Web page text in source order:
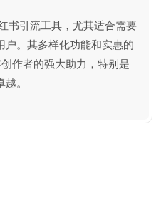
书引流工具，尤其适合需要
户。其多样化功能和实惠的
作者的强大助力，特别是
。